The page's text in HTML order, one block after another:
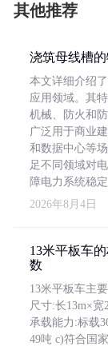
其他推荐
浇筑母线槽
本文详细介绍
应用领域。其
机械、防火和
广泛用于商业
和数据中心等
足不同领域对
障电力系统稳定
2026年8月4日
13米平板车
数
13米平板车主
尺寸:长13m×宽
承载能力:标载
49吨 c)符合国